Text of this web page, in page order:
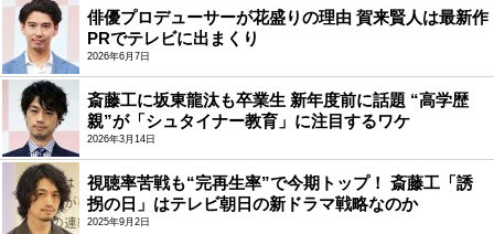
俳優プロデューサーが花盛りの理由 賀来賢人は最新作
PRでテレビに出まくり
2026年6月7日
斎藤工に坂東龍汰も卒業生 新年度前に話題 “高学歴
親”が「シュタイナー教育」に注目するワケ
2026年3月14日
視聴率苦戦も“完再生率”で今期トップ！ 斎藤工「誘
拐の日」はテレビ朝日の新ドラマ戦略なのか
2025年9月2日